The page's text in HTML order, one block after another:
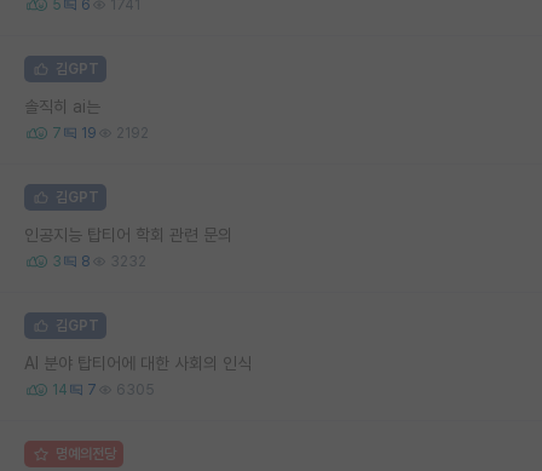
5 6 1741
김GPT
솔직히 ai는
7 19 2192
김GPT
인공지능 탑티어 학회 관련 문의
3 8 3232
김GPT
AI 분야 탑티어에 대한 사회의 인식
14 7 6305
명예의전당